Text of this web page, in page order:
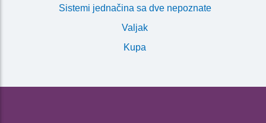
Sistemi jednačina sa dve nepoznate
Valjak
Kupa